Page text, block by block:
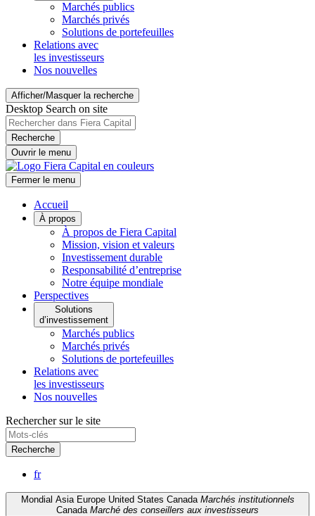
Marchés publics
Marchés privés
Solutions de portefeuilles
Relations avec
les investisseurs
Nos nouvelles
Afficher/Masquer la recherche
Desktop Search on site
Recherche
Ouvrir le menu
Fermer le menu
Accueil
À propos
À propos de Fiera Capital
Mission, vision et valeurs
Investissement durable
Responsabilité d’entreprise
Notre équipe mondiale
Perspectives
Solutions
d’investissement
Marchés publics
Marchés privés
Solutions de portefeuilles
Relations avec
les investisseurs
Nos nouvelles
Rechercher sur le site
Recherche
fr
Mondial Asia Europe United States Canada Marchés institutionnels
Canada Marché des conseillers aux investisseurs